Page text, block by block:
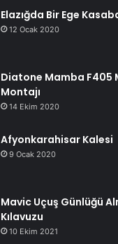
Elazığda Bir Ege
12 Ocak 2020
Diatone Mamba F405
Montajı
14 Ekim 2020
Afyonkarahisar Kalesi
9 Ocak 2020
Mavic Uçuş Günlüğü
Kılavuzu
10 Ekim 2021